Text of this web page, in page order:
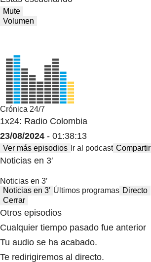
Mute
Volumen
Crónica 24/7
1x24: Radio Colombia
23/08/2024 - 01:38:13
Ver más episodios Ir al podcast Compartir
Noticias en 3′
Noticias en 3′
Noticias en 3′ Últimos programas Directo
Cerrar
Otros episodios
Cualquier tiempo pasado fue anterior
Tu audio se ha acabado.
Te redirigiremos al directo.